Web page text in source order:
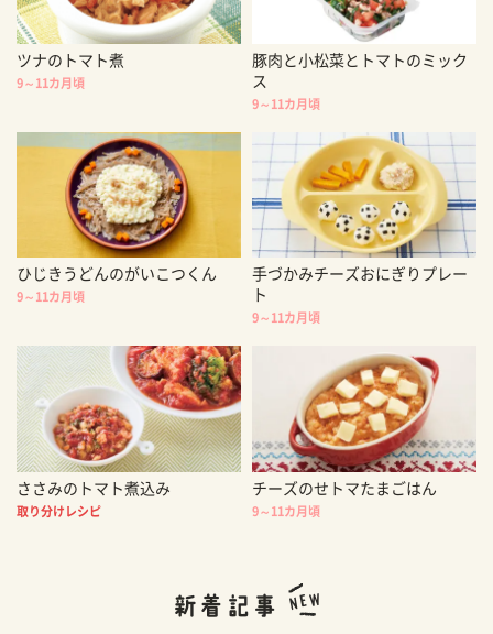
ツナのトマト煮
9～11カ月頃
豚肉と小松菜とトマトのミック
ス
9～11カ月頃
ひじきうどんのがいこつくん
9～11カ月頃
手づかみチーズおにぎりプレー
ト
9～11カ月頃
ささみのトマト煮込み
取り分けレシピ
チーズのせトマたまごはん
9～11カ月頃